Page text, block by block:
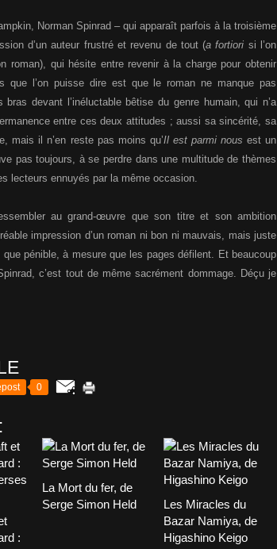
Norman Spinrad – qui apparaît parfois à la troisième
d’un auteur frustré et revenu de tout (a fortiori si l’on
roman), qui hésite entre revenir à la charge pour obtenir
que l’on puisse dire est que le roman ne manque pas
devant l’inéluctable bêtise du genre humain, qui n’a
entre ces deux attitudes ; aussi sa sincérité, sa
mais il n’en reste pas moins qu’Il est parmi nous est un
pas toujours, à se perdre dans une multitude de thèmes
lecteurs ennuyés par la même occasion.
au grand-œuvre que son titre et son ambition
impression d’un roman ni bon ni mauvais, mais juste
pénible, à mesure que les pages défilent. Et beaucoup
c’est tout de même sacrément dommage. Déçu je
0
:
La Mort du fer, de
Serge Simon Held
Les Miracles du
Bazar Namiya, de
Higashino Keigo